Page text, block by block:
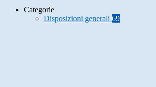
Categorie
Disposizioni generali 69